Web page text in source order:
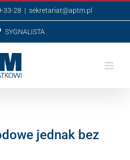
33-28 | sekretariat@aptm.pl
SYGNALISTA
jednak bez